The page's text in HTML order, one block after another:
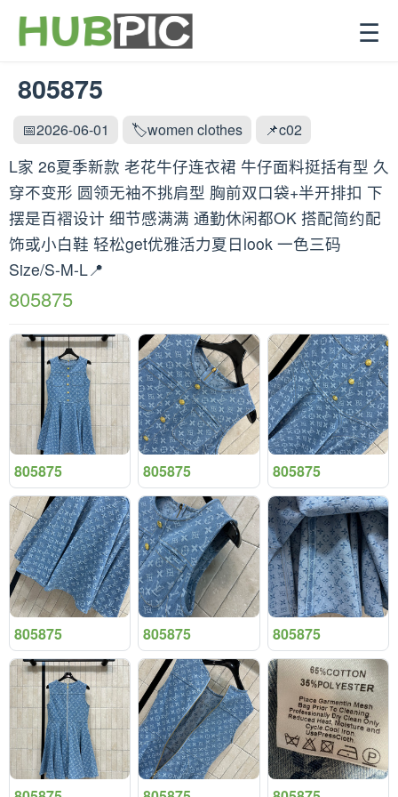
☰
805875
📅2026-06-01 🏷️women clothes 📌c02
L家 26夏季新款 老花牛仔连衣裙 牛仔面料挺括有型 久
穿不变形 圆领无袖不挑肩型 胸前双口袋+半开排扣 下
摆是百褶设计 细节感满满 通勤休闲都OK 搭配简约配
饰或小白鞋 轻松get优雅活力夏日look 一色三码
Size/S-M-L📍
805875
805875 805875 805875
805875 805875 805875